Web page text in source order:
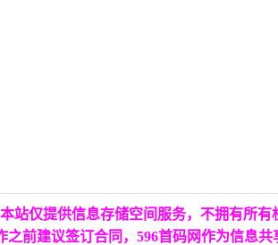
站仅提供信息存储空间服务，不拥有所
之前建议签订合同，596首码网作为信息